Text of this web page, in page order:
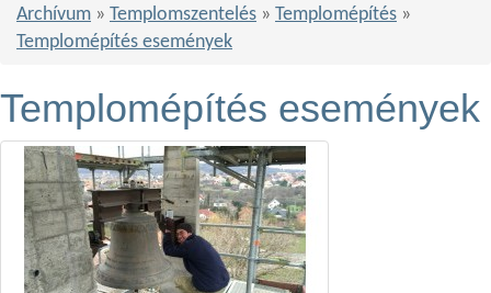
Archívum » Templomszentelés » Templomépítés »
Templomépítés események
Templomépítés események